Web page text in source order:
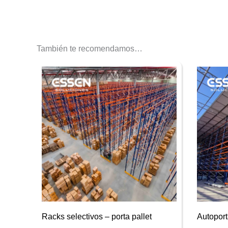
También te recomendamos…
Racks selectivos – porta pallet